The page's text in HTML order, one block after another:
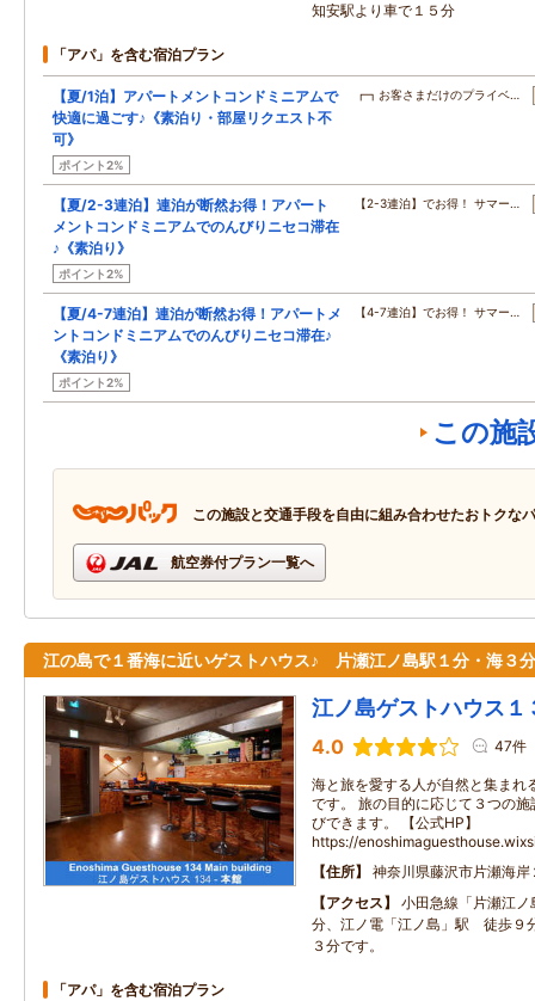
知安駅より車で１５分
「アパ」を含む宿泊プラン
【夏/1泊】アパートメントコンドミニアムで
快適に過ごす♪《素泊り・部屋リクエスト不
可》
ポイント2%
┏┓お客さまだけのプライベ…
【夏/2-3連泊】連泊が断然お得！アパート
メントコンドミニアムでのんびりニセコ滞在
♪《素泊り》
ポイント2%
【2-3連泊】でお得！ サマー…
【夏/4-7連泊】連泊が断然お得！アパートメ
ントコンドミニアムでのんびりニセコ滞在♪
《素泊り》
ポイント2%
【4-7連泊】でお得！ サマー…
この施
この施設と交通手段を自由に組み合わせたおトクな
航空券付プラン一覧へ
江の島で１番海に近いゲストハウス♪ 片瀬江ノ島駅１分・海３
江ノ島ゲストハウス１
4.0 47件
海と旅を愛する人が自然と集まれ
です。 旅の目的に応じて３つの
びできます。 【公式HP】
https://
住所
神奈川県藤沢市片瀬海
アクセス
小田急線「片瀬江
分、江ノ電「江ノ島」駅 徒歩
３分です。
「アパ」を含む宿泊プラン